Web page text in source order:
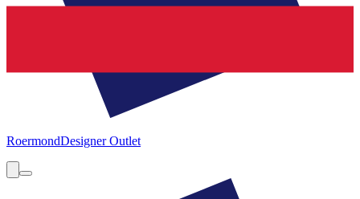
RoermondDesigner Outlet